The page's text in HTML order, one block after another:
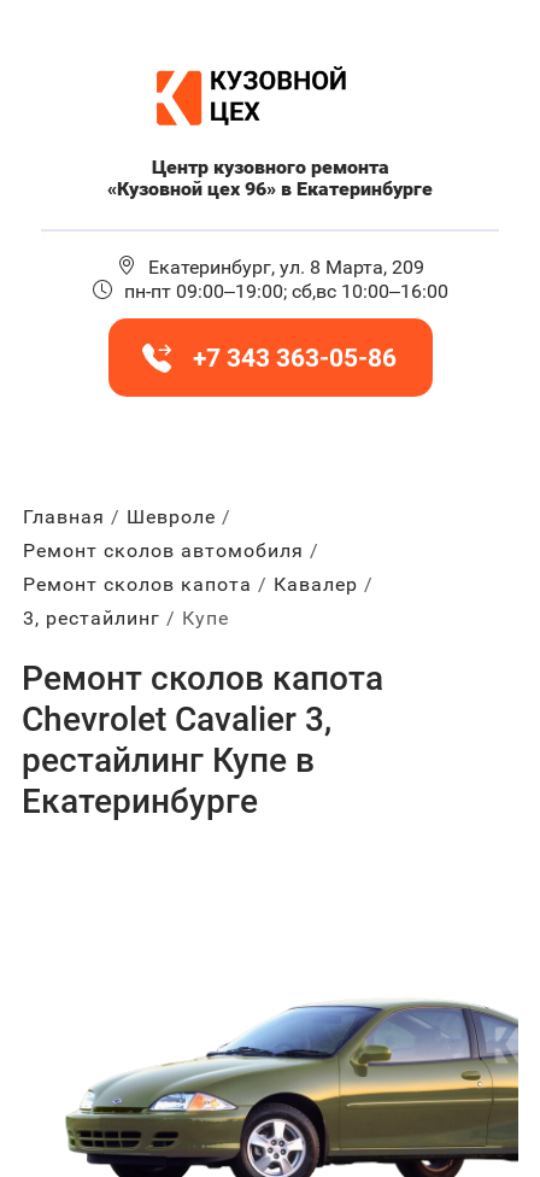
Центр кузовного ремонта
«Кузовной цех 96» в Екатеринбурге
Екатеринбург, ул. 8 Марта, 209
пн-пт 09:00–19:00; сб,вс 10:00–16:00
+7 343 363-05-86
Главная
Шевроле
Ремонт сколов автомобиля
Ремонт сколов капота
Кавалер
3, рестайлинг
Купе
Ремонт сколов капота
Chevrolet Cavalier 3,
рестайлинг Купе в
Екатеринбурге